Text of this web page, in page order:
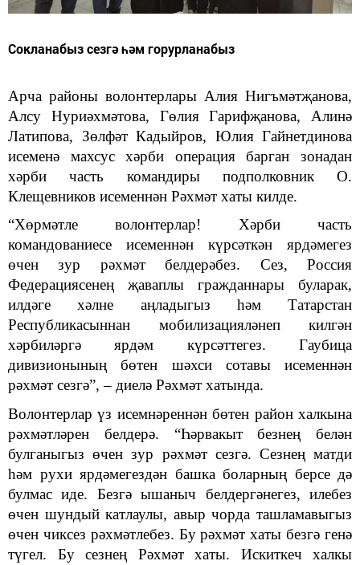
Сокланабыз сезгә һәм горурланабыз
Арча районы волонтерлары Алия Нигъмәтҗанова,
Алсу Нуриәхмәтова, Гөлия Гарифҗанова, Алинә
Латипова, Зөлфәт Кадыйров, Юлия Гайнетдинова
исеменә махсус хәрби операция барган зонадан
хәрби часть командиры подполковник О.
Клещевников исеменнән Рәхмәт хаты килде.
“Хөрмәтле волонтерлар! Хәрби часть
командованиесе исеменнән күрсәткән ярдәмегез
өчен зур рәхмәт белдерәбез. Сез, Россия
Федерациясенең җаваплы гражданнары буларак,
илдәге хәлне аңладыгыз һәм Татарстан
Республикасыннан мобилизацияләнеп килгән
хәрбиләргә ярдәм күрсәттегез. Гаубица
дивизионының бөтен шәхси сотавы исеменнән
рәхмәт сезгә”, – диелә Рәхмәт хатында.
Волонтерлар үз исемнәреннән бөтен район халкына
рәхмәтләрен белдерә. “Һәрвакыт безнең белән
булганыгыз өчен зур рәхмәт сезгә. Сезнең матди
һәм рухи ярдәмегездән башка боларның берсе дә
булмас иде. Безгә ышаныч белдергәнегез, илебез
өчен шундый катлаулы, авыр чорда ташламавыгыз
өчен чиксез рәхмәтлебез. Бу рәхмәт хаты безгә генә
түгел. Бу сезнең Рәхмәт хаты. Искиткеч халкы